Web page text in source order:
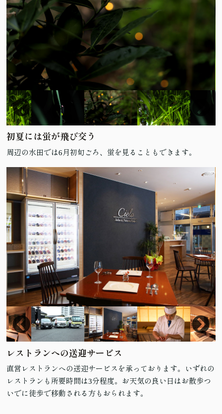
初夏には蛍が飛び交う
周辺の水田では6月初旬ごろ、蛍を見ることもできます。
レストランへの送迎サービス
直営レストランへの送迎サービスを承っております。いずれの
レストランも所要時間は3分程度。お天気の良い日はお散歩つ
いでに徒歩で移動される方もおられます。